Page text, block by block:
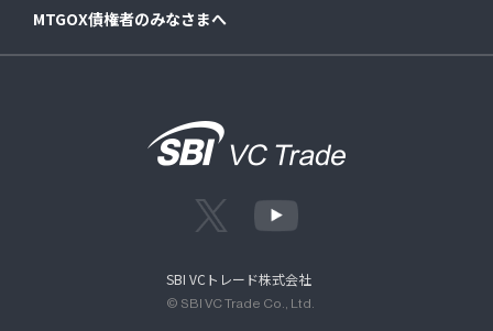
MTGOX債権者のみなさまへ
SBI VCトレード株式会社
© SBI VC Trade Co., Ltd.